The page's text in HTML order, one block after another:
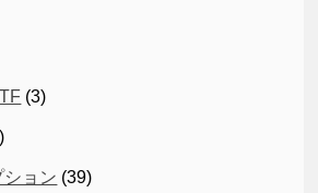
(3)
ョン (39)